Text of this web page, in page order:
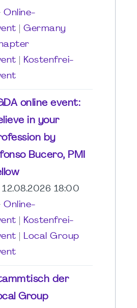
Online-
Germany
Kostenfrei-
online event:
in your
by
Bucero, PMI
12.08.2026 18:00
Online-
Kostenfrei-
Local Group
der
Group